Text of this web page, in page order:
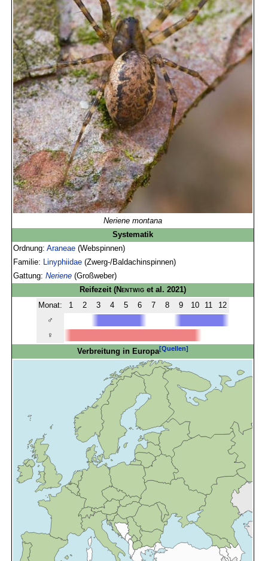
Neriene montana
Systematik
Ordnung:Araneae (Webspinnen)
Familie:
Linyphiidae (Zwerg-/Baldachinspinnen)
Gattung:Neriene (Großweber)
Reifezeit(Nentwig et al. 2021)
Monat:
1 2 3 4 5 6 7 8 9 10 11
12
♂
♀
Verbreitung in Europa[Quellen]